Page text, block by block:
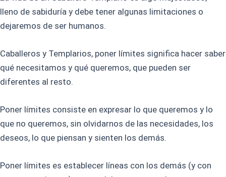
lleno de sabiduría y debe tener algunas limitaciones o
dejaremos de ser humanos.
Caballeros y Templarios, poner límites significa hacer saber
qué necesitamos y qué queremos, que pueden ser
diferentes al resto.
Poner límites consiste en expresar lo que queremos y lo
que no queremos, sin olvidarnos de las necesidades, los
deseos, lo que piensan y sienten los demás.
Poner límites es establecer líneas con los demás (y con